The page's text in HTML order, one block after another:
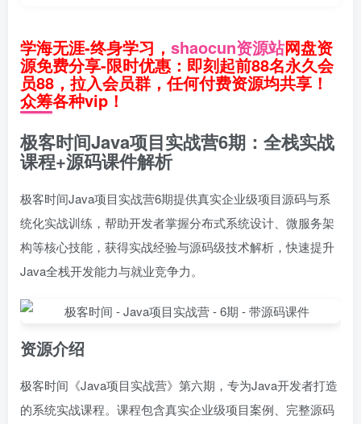
学海无涯-终身学习， shaocun资源站网盘资
源免费分享-限时优惠：即刻起前88名永久会
员88，拉入会员群，任何付费资源均共享！
众筹各种vip！
极客时间Java项目实战营6期：全栈实战
课程+源码课件解析
极客时间Java项目实战营6期提供真实企业级项目源码与系
统化实战训练，帮助开发者掌握分布式系统设计、微服务架
构等核心技能，获得实战经验与源码级技术解析，快速提升
Java全栈开发能力与就业竞争力。
资源介绍
极客时间《Java项目实战营》第六期，专为Java开发者打造
的系统实战课程。课程包含真实企业级项目案例、完整源码